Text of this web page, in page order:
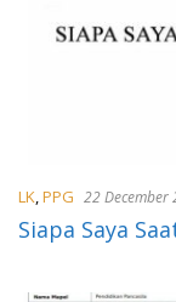
LK,PPG 22 December
Siapa Saya